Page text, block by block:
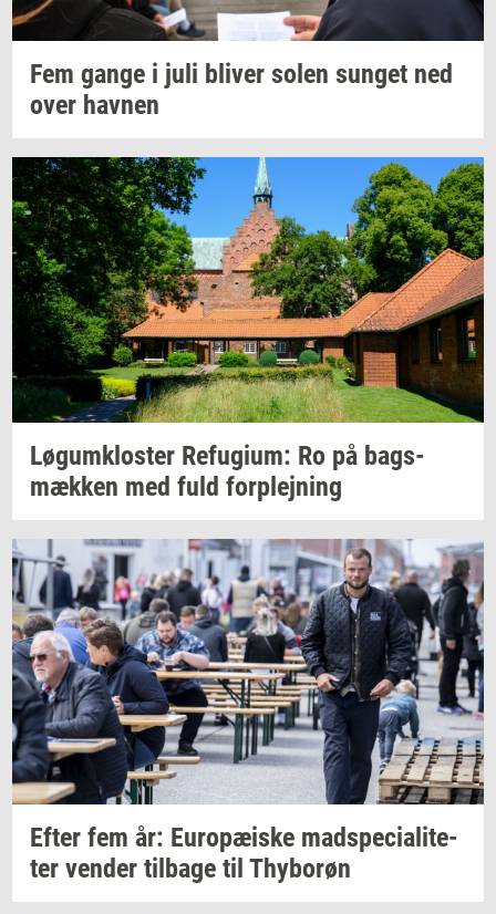
Fem gange i juli bli­ver solen sun­get ned
over hav­nen
Løgum­klo­ster Re­fu­gi­um: Ro på bags­
mæk­ken med fuld for­plej­ning
Efter fem år: Eu­ro­pæ­i­ske mad­spe­ci­a­li­te­
ter ven­der til­ba­ge til Thy­bor­øn